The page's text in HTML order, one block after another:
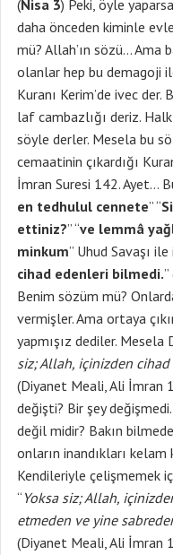
(Nisa 3) Peki, öyle
daha önceden kiminle
mü? Allah’ın sözü… Ama
olanlar hep bu demagoji
Kuranı Kerim’de ivec
laf cambazlığı deriz.
söyle derler. Mesela bu
cemaatinin çıkardığı
İmran Suresi 142. Ayet…
en tedhulul cennete” “
ettiniz?” “ve lemmâ
minkum” Uhud Savaşı
cihad edenleri bilmedi.”
Benim sözüm mü?
vermişler. Ama ortaya
yapmışız dediler. Mesela
siz; Allah, içinizden cihad
(Diyanet Meali, Ali İmran
değişti? Bir şey
değil midir? Bakın
onların inandıkları
Kendileriyle çelişmemek
“ Yoksa siz; Allah,
etmeden ve yine
(Diyanet Meali, Ali İmran